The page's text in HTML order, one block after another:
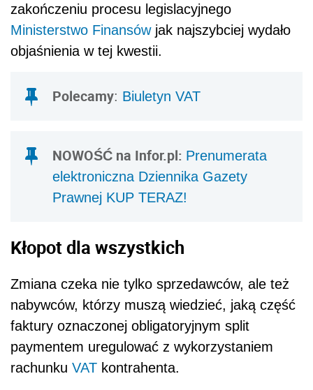
zakończeniu procesu legislacyjnego
Ministerstwo Finansówjak najszybciej wydało
objaśnienia wtej kwestii.
Polecamy: Biuletyn VAT
NOWOŚĆ na Infor.pl: Prenumerata
elektroniczna Dziennika Gazety
Prawnej KUP TERAZ!
Kłopot dla wszystkich
Zmiana czeka nie tylko sprzedawców, ale też
nabywców, którzy muszą wiedzieć, jaką część
faktury oznaczonej obligatoryjnym split
paymentem uregulować z wykorzystaniem
rachunku VAT kontrahenta.